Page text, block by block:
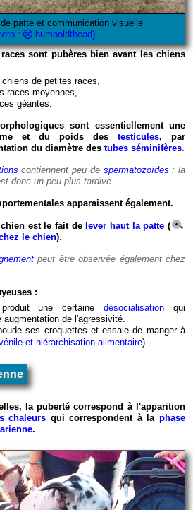
patte et communication visuelle
:
humboldthead)
sont pubères bien avant les chiens
de petites races,
races moyennes,
géantes.
sont essentiellement une
et du poids des testicules, par
du diamètre des tubes séminifères
contiennent peu de spermatozoïdes : la
donc un peu plus tardive.
apparaissent également.
est le fait delever haut la patte (
le chien)
peut être observée également chez
:
une certainedésocialisation qui
augmentation de l'agressivité.
ses croquettes et essaie de manger à
et hiérarchisation alimentaire).
la puberté correspond à l'apparition
chaleurs qui correspondent à laphase
.